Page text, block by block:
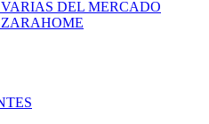
DEL MERCADO